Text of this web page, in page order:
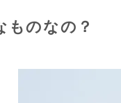
ものなの？